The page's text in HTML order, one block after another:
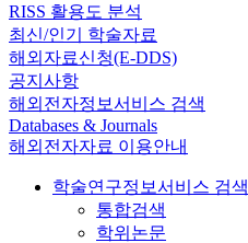
RISS 활용도 분석
최신/인기 학술자료
해외자료신청(E-DDS)
공지사항
해외전자정보서비스 검색
Databases & Journals
해외전자자료 이용안내
학술연구정보서비스 검색
통합검색
학위논문